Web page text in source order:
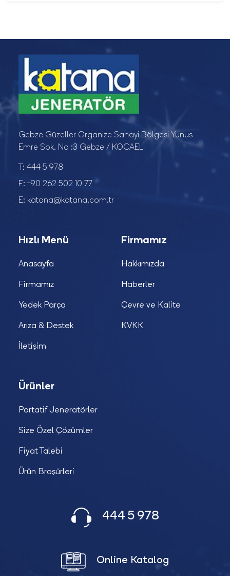
Gebze Güzeller Organize Sanayi Bölgesi Yunus
Emre Sok. No :3 Gebze / KOCAELİ
T: 444 5 978
F: +90 262 502 10 77
E: katana@katana.com.tr
Hızlı Menü
Anasayfa
Firmamız
Yedek Parça
Arıza & Destek
İletişim
Firmamız
Hakkımızda
Haberler
Çevre ve Kalite
KVKK
Ürünler
Portatif Jeneratörler
Size Özel Çözümler
Fiyat Talebi
Ürün Broşürleri
444 5 978
Online Katalog